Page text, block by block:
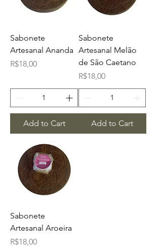
Sabonete
Artesanal Ananda
Price
R$18,00
Add to Cart
Sabonete
Artesanal Melão
de São Caetano
Price
R$18,00
Add to Cart
Sabonete
Artesanal Aroeira
Price
R$18,00